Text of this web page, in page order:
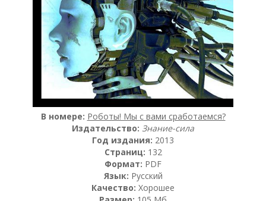
В номере: Роботы! Мы с вами сработаемся?
Издательство: Знание-сила
Год издания: 2013
Страниц: 132
Формат: PDF
Язык: Русский
Качество: Хорошее